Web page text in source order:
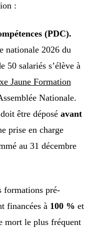
:
(PDC).
nationale 2026 du
50 salariés s’élève à
Jaune Formation
Nationale.
être déposé avant
prise en charge
au 31 décembre
formations pré-
financées à 100 % et
mort le plus fréquent